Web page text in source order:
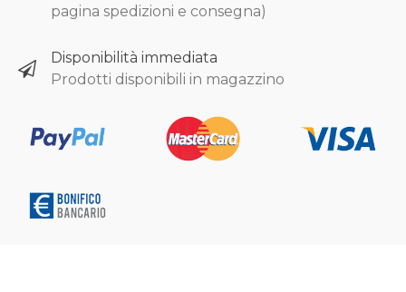
pagina spedizioni e consegna)
Disponibilità immediata
Prodotti disponibili in magazzino